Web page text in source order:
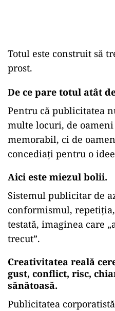
Totul este construit să
prost.
De ce pare totul atât
Pentru că publicitatea
multe locuri, de oameni
memorabil, ci de
concediați pentru o
Aici este miezul bolii.
Sistemul publicitar de
conformismul,
testată, imaginea care
trecut”.
Creativitatea reală
gust, conflict, risc,
sănătoasă.
Publicitatea